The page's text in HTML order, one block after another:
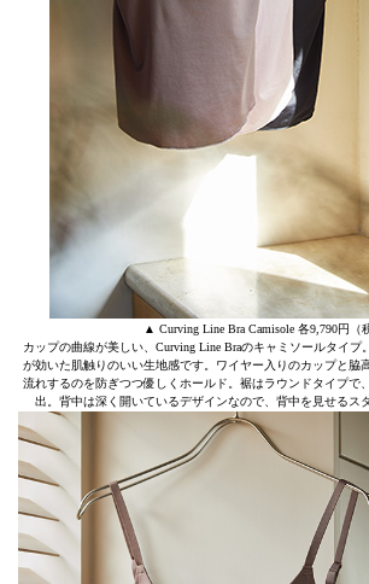
▲ Curving Line Bra Camisole 各9,790円（
カップの曲線が美しい、Curving Line Braのキャミソールタイプ
が効いた肌触りのいい生地感です。ワイヤー入りのカップと脇
流れするのを防ぎつつ優しくホールド。裾はラウンドタイプで
出。背中は深く開いているデザインなので、背中を見せるス